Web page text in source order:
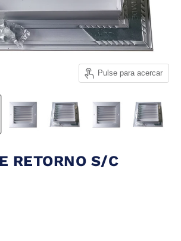
Pulse para acercar
RETORNO S/C